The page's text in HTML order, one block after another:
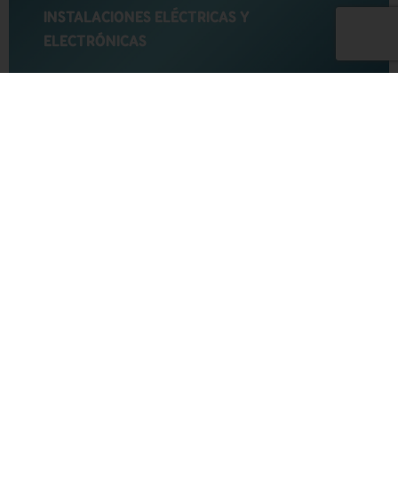
INSTALACIONES ELÉCTRICAS Y
ELECTRÓNICAS